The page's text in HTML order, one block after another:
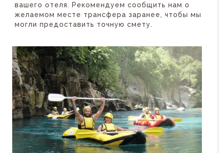
вашего отеля. Рекомендуем сообщить нам о
желаемом месте трансфера заранее, чтобы мы
могли предоставить точную смету.